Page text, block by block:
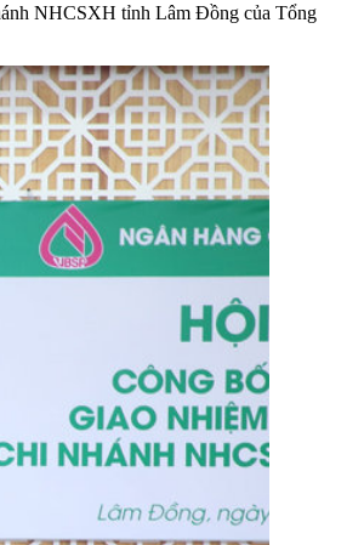
NHCSXH tỉnh Lâm Đồng của Tổng